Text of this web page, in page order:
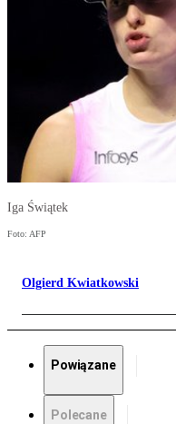
Iga Świątek
Foto: AFP
Olgierd Kwiatkowski
Powiązane
Polecane